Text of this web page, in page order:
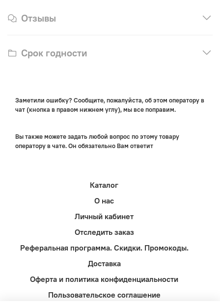
Отзывы
Срок годности
Заметили ошибку? Сообщите, пожалуйста, об этом оператору в
чат (кнопка в правом нижнем углу), мы все поправим.
Вы также можете задать любой вопрос по этому товару
оператору в чате. Он обязательно Вам ответит
Каталог
О нас
Личный кабинет
Отследить заказ
Реферальная программа. Скидки. Промокоды.
Доставка
Оферта и политика конфиденциальности
Пользовательское соглашение